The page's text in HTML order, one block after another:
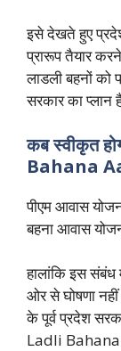
इसे देखते हुए
प्रारूप तैयार
लाडली बहनों को
सरकार का प्लान
कब स्वीकृत
Bahana
पीएम आवास
बहना आवास
हालांकि इस
ओर से घोषणा नहीं
के पूर्व प्रदेश
Ladli